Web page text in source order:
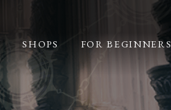
SHOPS FOR BEGINNERS